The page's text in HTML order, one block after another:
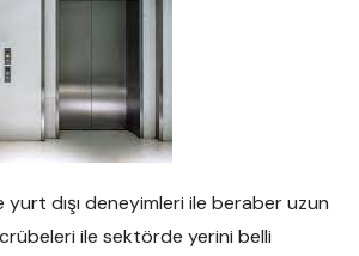
dışı deneyimleri ile beraber uzun
ile sektörde yerini belli